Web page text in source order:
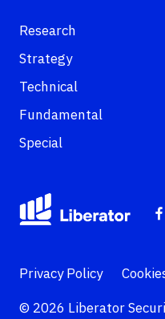
Research
Strategy
Technical
Fundamental
Special
Privacy Policy
© 2026 Liberator